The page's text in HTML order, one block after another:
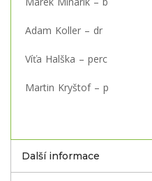
Adam Koller – dr
Víťa Halška – perc
Martin Kryštof – p
Další informace